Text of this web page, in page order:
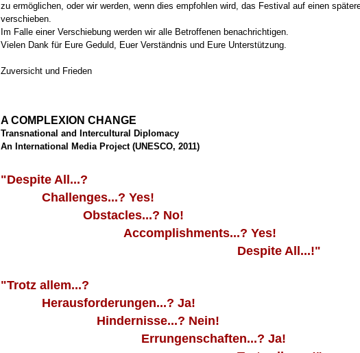
zu ermöglichen, oder wir werden, wenn dies empfohlen wird, das Festival auf einen
verschieben.
Im Falle einer Verschiebung werden wir alle Betroffenen benachrichtigen.
Vielen Dank für Eure Geduld, Euer Verständnis und Eure Unterstützung.
Zuversicht und Frieden
A COMPLEXION CHANGE
Transnational and Intercultural Diplomacy
An International Media Project (UNESCO, 2011)
"Despite All...?
Challenges...? Yes!
Obstacles...? No!
Accomplishments...? Yes!
Despite All...!"
"Trotz allem...?
Herausforderungen...? Ja!
Hindernisse...? Nein!
Errungenschaften...? Ja!